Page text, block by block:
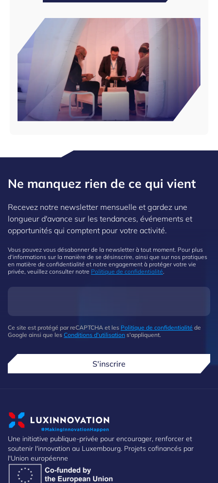
Ne manquez rien de ce qui vient
Recevez notre newsletter mensuelle et gardez une
longueur d'avance sur les tendances, événements et
opportunités qui comptent pour votre activité.
Vous pouvez vous désabonner de la newsletter à tout moment. Pour plus
d'informations sur la manière de se désinscrire, ainsi que sur nos pratiques
en matière de confidentialité et notre engagement à protéger votre vie
privée, veuillez consulter notre Politique de confidentialité
Ce site est protégé par reCAPTCHA et les Politique de confidentialité de
Google ainsi que les Conditions d'utilisation s'appliquent.
S'inscrire
Une initiative publique-privée pour encourager, renforcer et
soutenir l'innovation au Luxembourg. Projets cofinancés par
l'Union européenne